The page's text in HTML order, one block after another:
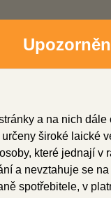
Soubory ke stažení
a na nich
široké laické
které jednají v
a nevztahuje se
spotřebitele, v